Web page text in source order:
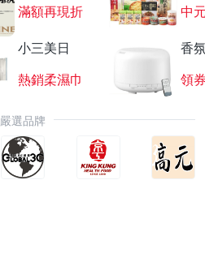
滿額再現折
中
小三美日
熱銷柔濕巾
香
領
嚴選品牌